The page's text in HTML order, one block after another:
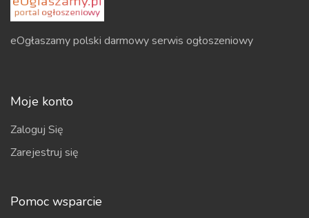
eOgłaszamy polski darmowy serwis ogłoszeniowy
Moje konto
Zaloguj Się
Zarejestruj się
Pomoc wsparcie